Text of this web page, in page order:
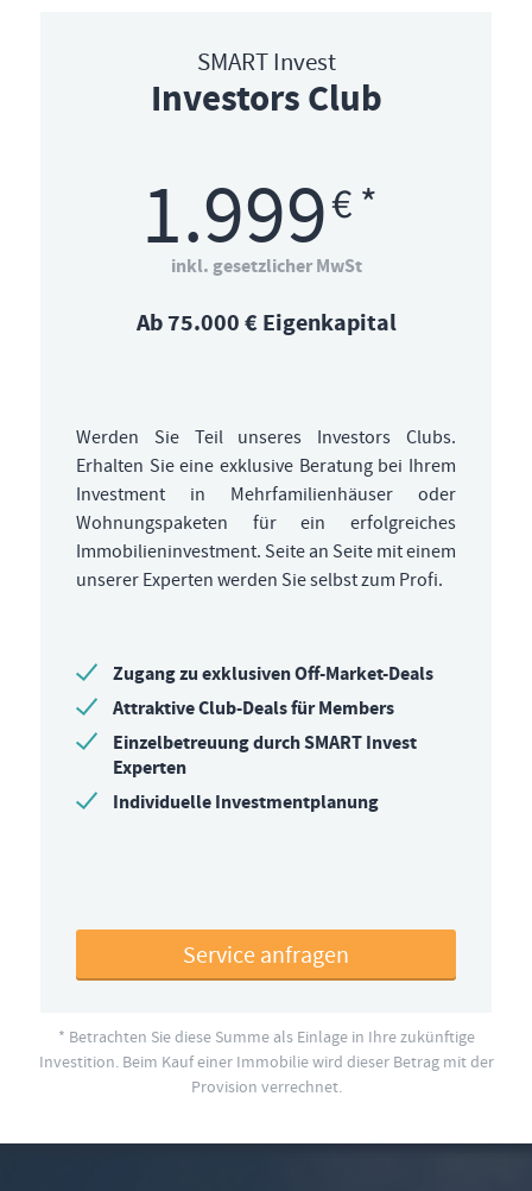
SMART Invest
Investors Club
1.999€ *
inkl. gesetzlicher MwSt
Ab 75.000 € Eigenkapital
Werden Sie Teil unseres Investors Clubs.
Erhalten Sie eine exklusive Beratung bei Ihrem
Investment in Mehrfamilienhäuser oder
Wohnungspaketen für ein erfolgreiches
Immobilieninvestment. Seite an Seite mit einem
unserer Experten werden Sie selbst zum Profi.
Zugang zu exklusiven Off-Market-Deals
Attraktive Club-Deals für Members
Einzelbetreuung durch SMART Invest
Experten
Individuelle Investmentplanung
Service anfragen
* Betrachten Sie diese Summe als Einlage in Ihre zukünftige
Investition. Beim Kauf einer Immobilie wird dieser Betrag mit der
Provision verrechnet.